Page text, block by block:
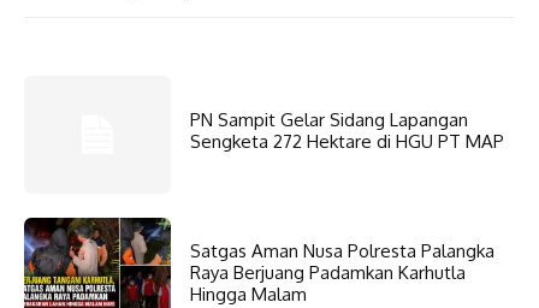
PN Sampit Gelar Sidang Lapangan
Sengketa 272 Hektare di HGU PT MAP
Satgas Aman Nusa Polresta Palangka
Raya Berjuang Padamkan Karhutla
Hingga Malam